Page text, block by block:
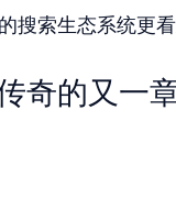
索生态系统更看
奇的又一